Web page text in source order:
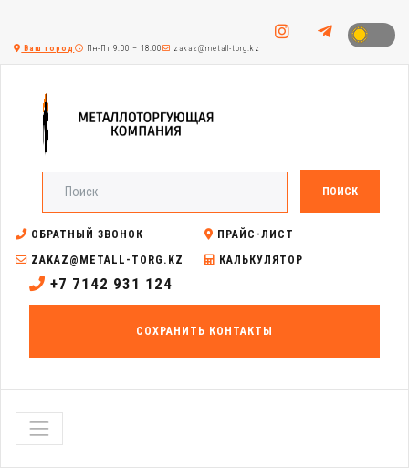
Ваш город Пн-Пт 9:00 – 18:00 zakaz@metall-torg.kz
ПОИСК
ОБРАТНЫЙ ЗВОНОК
ПРАЙС-ЛИСТ
ZAKAZ@METALL-TORG.KZ
КАЛЬКУЛЯТОР
+7 7142 931 124
СОХРАНИТЬ КОНТАКТЫ